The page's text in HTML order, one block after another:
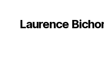
Laurence